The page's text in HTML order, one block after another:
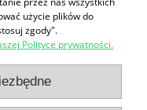
użycie plików do
zgody".
Polityce prywatności.